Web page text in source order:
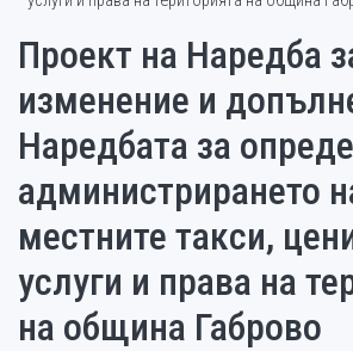
Проект на Наредба
изменение и
Наредбата за
администрирането
местните такси,
услуги и права на
на община Габрово